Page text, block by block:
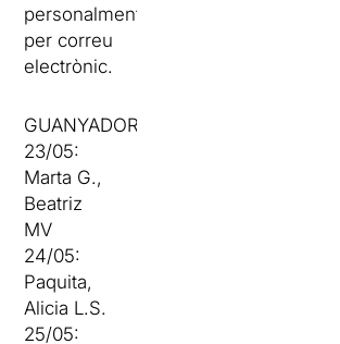
personalment
per correu
electrònic.
GUANYADORS:
23/05:
Marta G.,
Beatriz
MV
24/05:
Paquita,
Alicia L.S.
25/05: